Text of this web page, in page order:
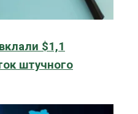
$1,1
штучного